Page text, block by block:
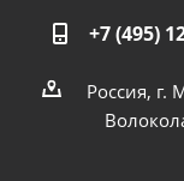
+7 (495)
Россия, г.